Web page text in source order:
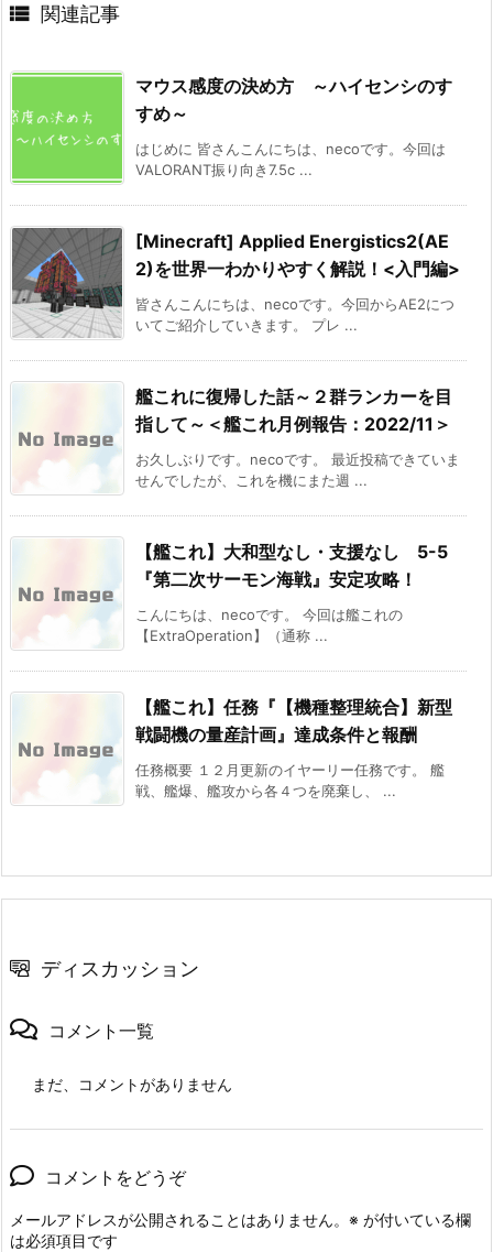
 関連記事
マウス感度の決め方 ～ハイセンシのす
すめ～
はじめに 皆さんこんにちは、necoです。今回は
VALORANT振り向き7.5c ...
[Minecraft] Applied Energistics2(AE
2)を世界一わかりやすく解説！<入門編>
皆さんこんにちは、necoです。今回からAE2につ
いてご紹介していきます。 プレ ...
艦これに復帰した話～２群ランカーを目
指して～＜艦これ月例報告：2022/11＞
お久しぶりです。necoです。 最近投稿できていま
せんでしたが、これを機にまた週 ...
【艦これ】大和型なし・支援なし 5-5
『第二次サーモン海戦』安定攻略！
こんにちは、necoです。 今回は艦これの
【ExtraOperation】（通称 ...
【艦これ】任務『【機種整理統合】新型
戦闘機の量産計画』達成条件と報酬
任務概要 １２月更新のイヤーリー任務です。 艦
戦、艦爆、艦攻から各４つを廃棄し、 ...
ディスカッション
コメント一覧
まだ、コメントがありません
コメントをどうぞ
メールアドレスが公開されることはありません。 ※ が付いている欄
は必須項目です